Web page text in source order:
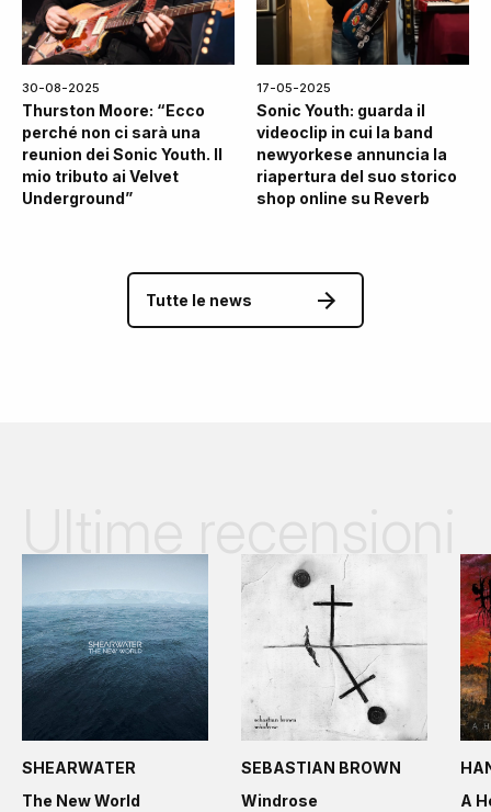
30-08-2025
Thurston Moore: “Ecco
perché non ci sarà una
reunion dei Sonic Youth. Il
mio tributo ai Velvet
Underground”
17-05-2025
Sonic Youth: guarda il
videoclip in cui la band
newyorkese annuncia la
riapertura del suo storico
shop online su Reverb
Tutte le news
SHEARWATER
The New World
SEBASTIAN BROWN
Windrose
A